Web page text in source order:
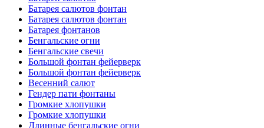
Батарея салютов фонтан
Батарея салютов фонтан
Батарея фонтанов
Бенгальские огни
Бенгальские свечи
Большой фонтан фейерверк
Большой фонтан фейерверк
Весенний салют
Гендер пати фонтаны
Громкие хлопушки
Громкие хлопушки
Длинные бенгальские огни